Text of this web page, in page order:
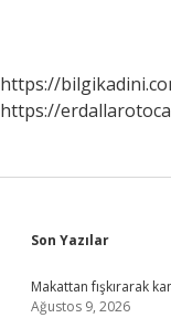
https://
https://
Sidebar
Son Yazılar
Makattan fışkırarak
Ağustos 9, 2026